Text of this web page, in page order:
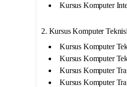
Kursus Komputer
2. Kursus Komputer
Kursus Komputer
Kursus Komputer
Kursus Komputer
Kursus Komputer